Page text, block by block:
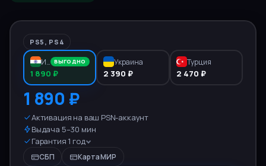
PS5, PS4
ИндияВЫГОДНО
1 890 ₽
Украина
2 390 ₽
Турция
2 470 ₽
1 890 ₽
Активация на ваш PSN-аккаунт
Выдача 5–30 мин
Гарантия 1 год
СБП Карта МИР